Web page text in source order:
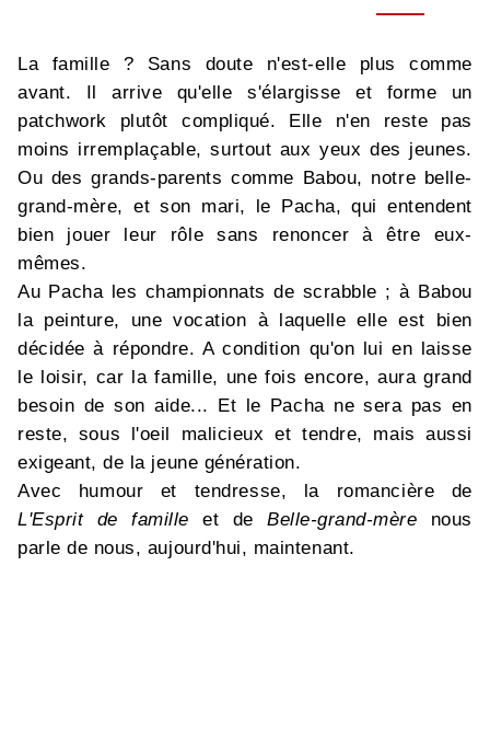
La famille ? Sans doute n'est-elle plus comme
avant. Il arrive qu'elle s'élargisse et forme un
patchwork plutôt compliqué. Elle n'en reste pas
moins irremplaçable, surtout aux yeux des jeunes.
Ou des grands-parents comme Babou, notre belle-
grand-mère, et son mari, le Pacha, qui entendent
bien jouer leur rôle sans renoncer à être eux-
mêmes.
Au Pacha les championnats de scrabble ; à Babou
la peinture, une vocation à laquelle elle est bien
décidée à répondre. A condition qu'on lui en laisse
le loisir, car la famille, une fois encore, aura grand
besoin de son aide... Et le Pacha ne sera pas en
reste, sous l'oeil malicieux et tendre, mais aussi
exigeant, de la jeune génération.
Avec humour et tendresse, la romancière de
L'Esprit de famille et de Belle-grand-mère nous
parle de nous, aujourd'hui, maintenant.